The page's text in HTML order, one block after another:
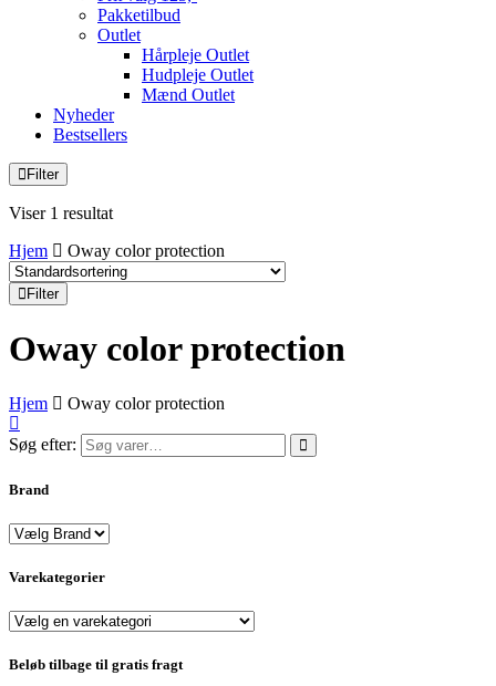
Pakketilbud
Outlet
Hårpleje Outlet
Hudpleje Outlet
Mænd Outlet
Nyheder
Bestsellers
Filter
Viser 1 resultat
Hjem
Oway color protection
Filter
Oway color protection
Hjem Oway color protection
Søg efter:
Brand
Varekategorier
Beløb tilbage til gratis fragt